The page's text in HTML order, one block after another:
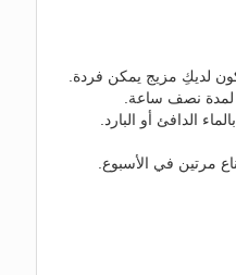
لديكِ مزيج يمكن فردة.
لمدة نصف ساعة.
الدافئ أو البارد.
مرتين في الأسبوع.